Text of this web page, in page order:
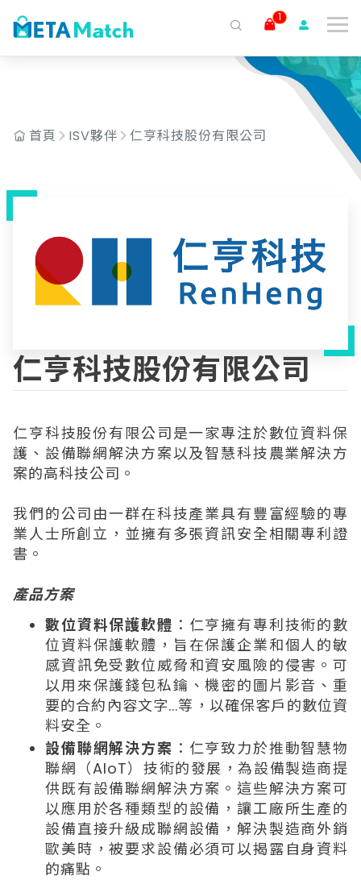
搜尋
1
首頁 ISV夥伴 仁亨科技股份有限公司
仁亨科技股份有限公司
仁亨科技股份有限公司是一家專注於數位資料保
護、設備聯網解決方案以及智慧科技農業解決方
案的高科技公司。
我們的公司由一群在科技產業具有豐富經驗的專
業人士所創立，並擁有多張資訊安全相關專利證
書。
產品方案
數位資料保護軟體 ：仁亨擁有專利技術的數
位資料保護軟體，旨在保護企業和個人的敏
感資訊免受數位威脅和資安風險的侵害。可
以用來保護錢包私鑰、機密的圖片影音、重
要的合約內容文字...等，以確保客戶的數位資
料安全。
設備聯網解決方案 ：仁亨致力於推動智慧物
聯網（AIoT）技術的發展，為設備製造商提
供既有設備聯網解決方案。這些解決方案可
以應用於各種類型的設備，讓工廠所生產的
設備直接升級成聯網設備，解決製造商外銷
歐美時，被要求設備必須可以揭露自身資料
的痛點。